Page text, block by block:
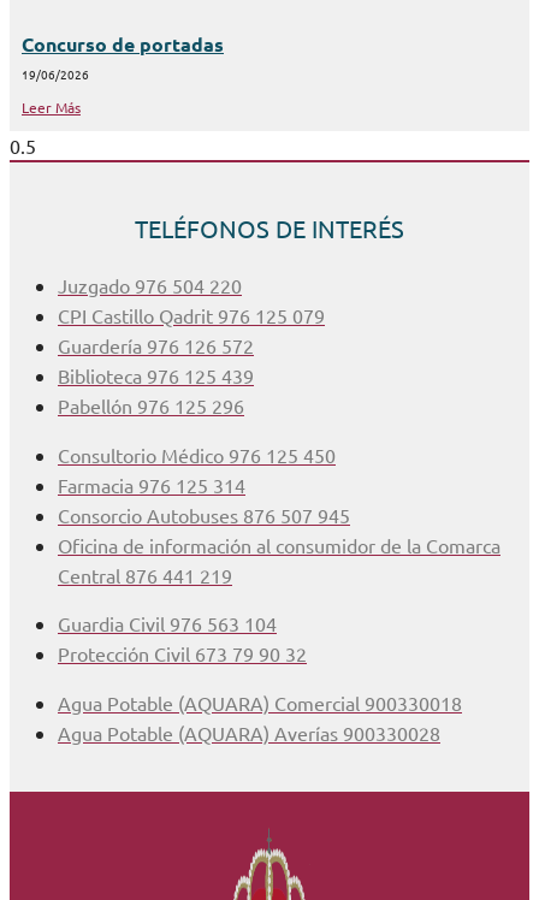
Concurso de portadas
19/06/2026
Leer Más
TELÉFONOS DE INTERÉS
Juzgado 976 504 220
CPI Castillo Qadrit 976 125 079
Guardería 976 126 572
Biblioteca 976 125 439
Pabellón 976 125 296
Consultorio Médico 976 125 450
Farmacia 976 125 314
Consorcio Autobuses 876 507 945
Oficina de información al consumidor de la Comarca
Central 876 441 219
Guardia Civil 976 563 104
Protección Civil 673 79 90 32
Agua Potable (AQUARA) Comercial 900330018
Agua Potable (AQUARA) Averías 900330028